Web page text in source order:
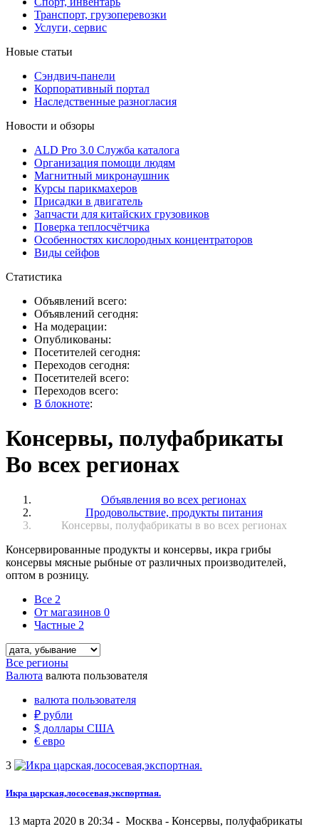
Транспорт, грузоперевозки
Услуги, сервис
Новые статьи
Сэндвич-панели
Корпоративный портал
Наследственные разногласия
Новости и обзоры
ALD Pro 3.0 Служба каталога
Организация помощи людям
Магнитный микронаушник
Курсы парикмахеров
Присадки в двигатель
Запчасти для китайских грузовиков
Поверка теплосчётчика
Особенностях кислородных концентраторов
Виды сейфов
Статистика
Объявлений всего:
Объявлений сегодня:
На модерации:
Опубликованы:
Посетителей сегодня:
Переходов сегодня:
Посетителей всего:
Переходов всего:
В блокноте:
Консервы, полуфабрикаты
Во всех регионах
Объявления во всех регионах
Продовольствие, продукты питания
Консервы, полуфабрикаты в во всех регионах
Консервированные продукты и консервы, икра грибы
консервы мясные рыбные от различных производителей,
оптом в розницу.
Все 2
От магазинов 0
Частные 2
Все регионы
Валюта валюта пользователя
валюта пользователя
₽ рубли
$ доллары США
€ евро
3
Икра царская,лососевая,экспортная.
13 марта 2020 в 20:34 - Москва - Консервы, полуфабрикаты